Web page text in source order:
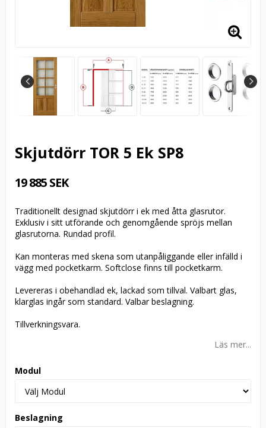
Skjutdörr TOR 5 Ek SP8
19 885 SEK
Traditionellt designad skjutdörr i ek med åtta glasrutor.
Exklusiv i sitt utförande och genomgående spröjs mellan
glasrutorna. Rundad profil.
Kan monteras med skena som utanpåliggande eller infälld i
vägg med pocketkarm. Softclose finns till pocketkarm.
Levereras i obehandlad ek, lackad som tillval. Valbart glas,
klarglas ingår som standard. Valbar beslagning.
Tillverkningsvara.
Läs mer...
Modul
Beslagning